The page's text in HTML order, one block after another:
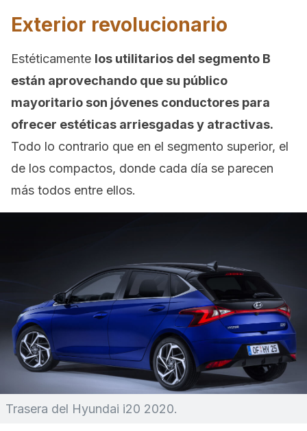
Exterior revolucionario
Estéticamente los utilitarios del segmento B
están aprovechando que su público
mayoritario son jóvenes conductores para
ofrecer estéticas arriesgadas y atractivas.
Todo lo contrario que en el segmento superior, el
de los compactos, donde cada día se parecen
más todos entre ellos.
Trasera del Hyundai i20 2020.